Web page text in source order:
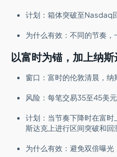
计划：箱体突破至Nasdaq
为什么有效：不同的节奏，
以富时为锚，加上纳斯
窗口：富时的伦敦清晨，纳
风险：每笔交易35至45美元
计划：当节奏下降时在富
斯达克上进行区间突破和回
为什么有效：避免双倍曝